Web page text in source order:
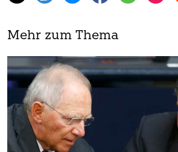
Mehr zum Thema